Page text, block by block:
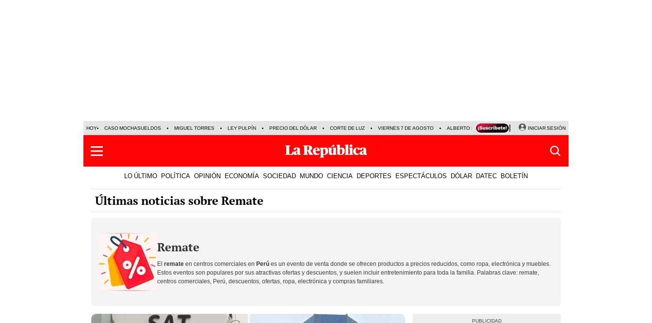
HOY CASO MOCHASUELDOS MIGUEL TORRES LEY PULPÍN PRECIO DEL DÓLAR CORTE DE LUZ VIERNES 7 DE AGOSTO ALBERTO BENAVIDES NALDY SALDAÑA
INICIAR SESIÓN
LO ÚLTIMO POLÍTICA OPINIÓN ECONOMÍA SOCIEDAD MUNDO CIENCIA DEPORTES ESPECTÁCULOS DÓLAR DATEC BOLETÍN
Últimas noticias sobre Remate
Remate
El remate en centros comerciales en Perú es un evento de venta donde se ofrecen productos a precios reducidos, como ropa, electrónica y muebles.
Estos eventos son populares por sus atractivas ofertas y descuentos, y suelen incluir entretenimiento para toda la familia. Palabras clave: remate,
centros comerciales, Perú, descuentos, ofertas, ropa, electrónica y compras familiares.